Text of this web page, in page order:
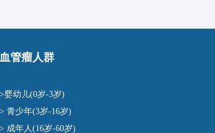
血管瘤人群
>婴幼儿(0岁-3岁)
> 青少年(3岁-16岁)
> 成年人(16岁-60岁)